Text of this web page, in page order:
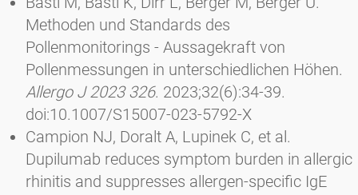
Methoden und Standards des
Pollenmonitorings - Aussagekraft von
Pollenmessungen in unterschiedlichen Höhen.
Allergo J 2023 326. 2023;32(6):34-39.
doi:10.1007/S15007-023-5792-X
Campion NJ, Doralt A, Lupinek C, et al.
Dupilumab reduces symptom burden in allergic
rhinitis and suppresses allergen-specific IgE